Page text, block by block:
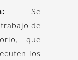
Se
de
que
los